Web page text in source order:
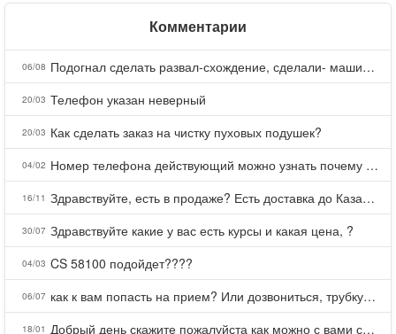
Комментарии
06/08 Подогнал сделать развал-схождение, сделали- машина уходит на право и колеса проверил все хорошо с атмосферами ужас как можно делать авто, не ужели не берегут свою репутацию, не советую.
20/03 Телефон указан неверный
20/03 Как сделать заказ на чистку пуховых подушек?
04/02 Номер телефона действующий можно узнать почему номер неправельный
16/11 Здравствуйте, есть в продаже? Есть доставка до Казани?
30/07 Здравствуйте какие у вас есть курсы и какая цена, ?
04/03 CS 58100 подойдет????
06/07 как к вам попасть на прием? Или дозвониться, трубку не берете.
18/01 Добрый день скажите пожалуйста как можно с вами связаться . Телефон не отвечает .Заказала кухню в тц Хороший есть претензии а менеджер контактов не дает .Что делать?